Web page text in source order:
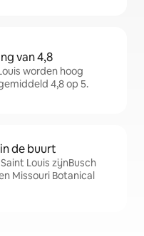
van 4,8
worden hoog
4,8 op 5.
de buurt
Louis zijnBusch
Missouri Botanical